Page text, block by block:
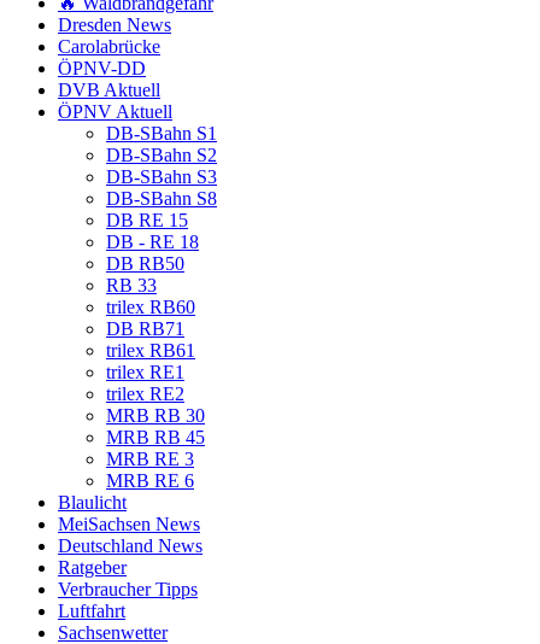
Dresden News
Carolabrücke
ÖPNV-DD
DVB Aktuell
ÖPNV Aktuell
DB-SBahn S1
DB-SBahn S2
DB-SBahn S3
DB-SBahn S8
DB RE 15
DB - RE 18
DB RB50
RB 33
trilex RB60
DB RB71
trilex RB61
trilex RE1
trilex RE2
MRB RB 30
MRB RB 45
MRB RE 3
MRB RE 6
Blaulicht
MeiSachsen News
Deutschland News
Ratgeber
Verbraucher Tipps
Luftfahrt
Sachsenwetter